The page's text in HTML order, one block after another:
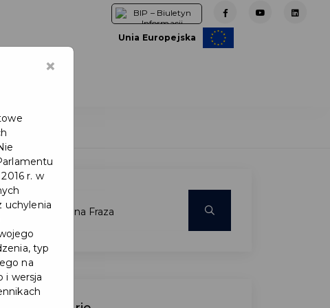
Unia Europejska
×
r. w
uchylenia
typ
na
i wersja